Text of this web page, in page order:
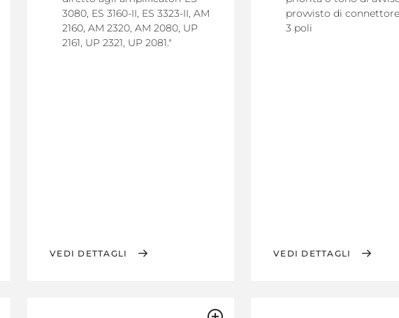
3080, ES 3160-II, ES 3323-II, AM
2160, AM 2320, AM 2080, UP
2161, UP 2321, UP 2081."
VEDI DETTAGLI
provvisto di
3 poli
VEDI DETTAGLI